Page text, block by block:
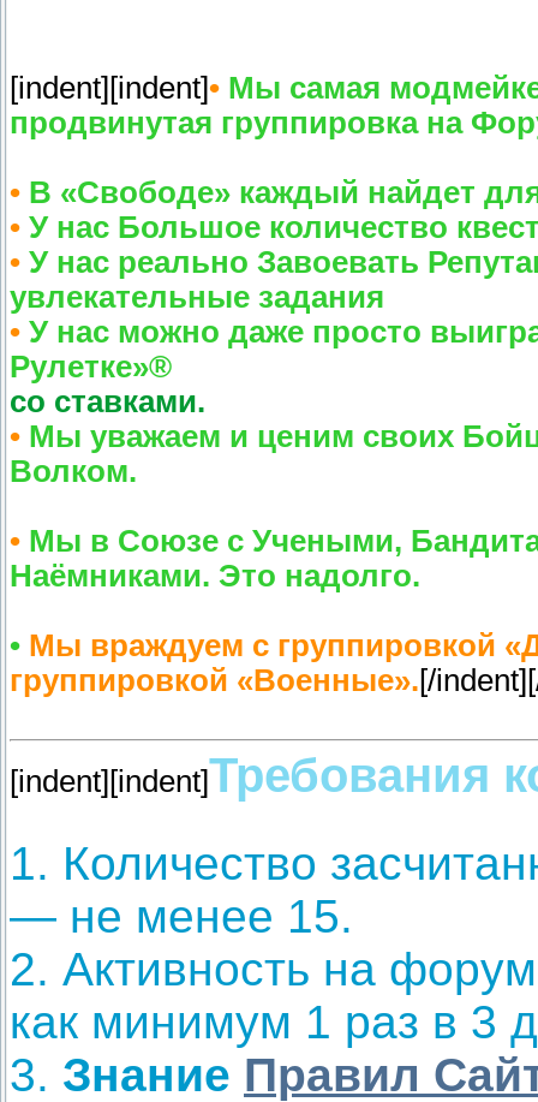
[indent][indent]• Мы самая
продвинутая группировка на
• В «Свободе» каждый найдет
• У нас Большое количество
• У нас реально Завоевать
увлекательные задания
• У нас можно даже просто
Рулетке»®
со ставками.
• Мы уважаем и ценим своих
Волком.
• Мы в Союзе с Учеными,
Наёмниками. Это надолго.
• Мы враждуем с группировкой
группировкой «Военные».[/
[indent][indent]Требования
1. Количество
— не менее 15.
2. Активность на
как минимум 1 раз в 3
3. Знание Правил